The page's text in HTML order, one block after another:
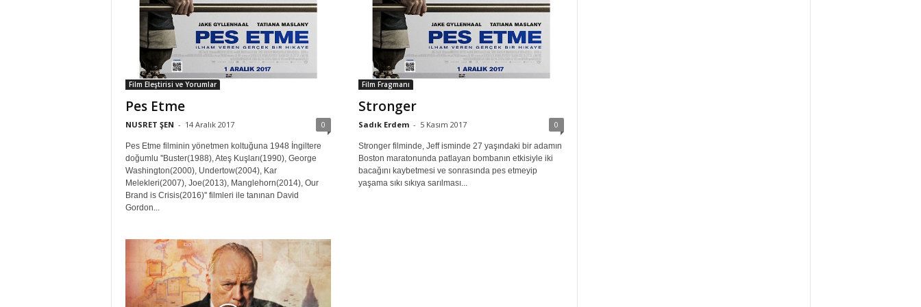
Film Eleştirisi ve Yorumlar
Pes Etme
NUSRET ŞEN - 14 Aralık 2017 0
Pes Etme filminin yönetmen koltuğuna 1948 İngiltere
doğumlu ''Buster(1988), Ateş Kuşları(1990), George
Washington(2000), Undertow(2004), Kar
Melekleri(2007), Joe(2013), Manglehorn(2014), Our
Brand is Crisis(2016)'' filmleri ile tanınan David
Gordon...
Film Fragmanı
Stronger
Sadık Erdem - 5 Kasım 2017 0
Stronger filminde, Jeff isminde 27 yaşındaki bir adamın
Boston maratonunda patlayan bombanın etkisiyle iki
bacağını kaybetmesi ve sonrasında pes etmeyip
yaşama sıkı sıkıya sarılması...